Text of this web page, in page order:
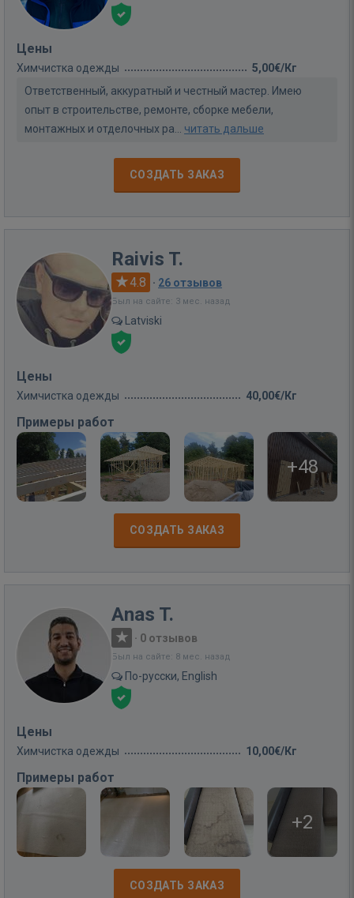
Цены
Химчистка одежды
5,00€/Кг
Ответственный, аккуратный и честный мастер. Имею
опыт в строительстве, ремонте, сборке мебели,
монтажных и отделочных ра... читать дальше
СОЗДАТЬ ЗАКАЗ
Raivis T.
4.8 · 26 отзывов
Был на сайте: 3 мес. назад
Latviski
Цены
Химчистка одежды 40,00€/Кг
Примеры работ
+48
СОЗДАТЬ ЗАКАЗ
Anas T.
· 0 отзывов
Был на сайте: 8 мес. назад
По-русски, English
Цены
Химчистка одежды 10,00€/Кг
Примеры работ
+2
СОЗДАТЬ ЗАКАЗ